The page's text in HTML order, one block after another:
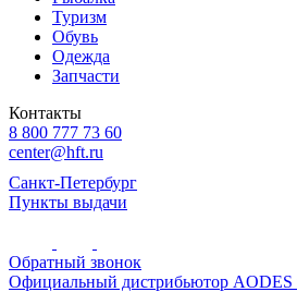
Туризм
Обувь
Одежда
Запчасти
Контакты
8 800 777 73 60
center@hft.ru
Санкт-Петербург
Пункты выдачи
Обратный звонок
Официальный дистрибьютор AODES